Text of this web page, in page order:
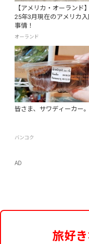
【アメリカ・オーランド
25年3月現在のアメリカ入
事情！
オーランド
皆さま、サワディーカー。
バンコク
AD
旅好